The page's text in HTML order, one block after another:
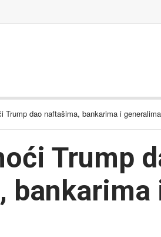
Trump dao naftašima, bankarima i generalima
Trump
bankarima